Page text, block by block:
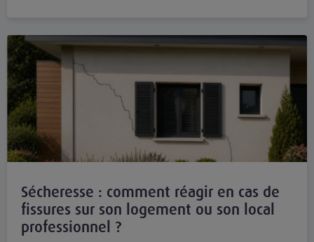
Sécheresse : comment réagir en cas de
fissures sur son logement ou son local
professionnel ?